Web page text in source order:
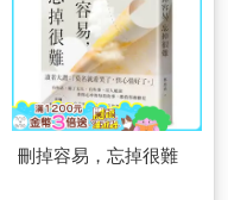
刪掉容易，忘掉很難